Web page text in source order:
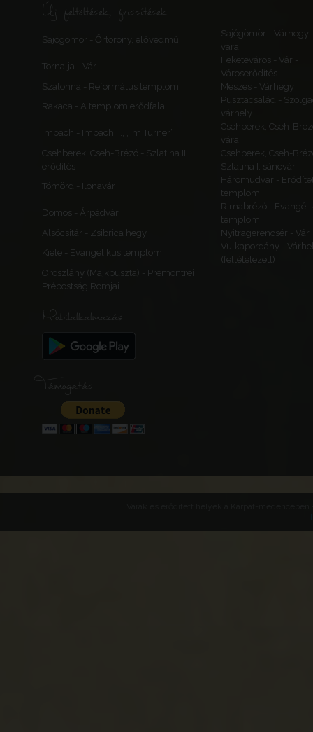
Új feltöltések, frissítések
Sajógömör - Őrtorony, elővédmű
Sajógömör - Várhegy
vára
Tornalja - Vár
Feketeváros - Vár -
Városerődítés
Szalonna - Református templom
Meszes - Várhegy
Rakaca - A templom erődfala
Pusztacsalád -
várhely
Imbach - Imbach II., „Im Turner”
Csehberek, Cseh-
vára
Csehberek, Cseh-Brézó - Szlatina II.
erődítés
Csehberek, Cseh-
Szlatina I. sáncvár
Tömörd - Ilonavár
Háromudvar -
templom
Dömös - Árpádvár
Rimabrézó -
templom
Alsócsitár - Zsibrica hegy
Nyitragerencsér - Vár
Kiéte - Evangélikus templom
Vulkapordány -
(feltételezett)
Oroszlány (Majkpuszta) - Premontrei
Prépostság Romjai
Mobilalkalmazás
Támogatás